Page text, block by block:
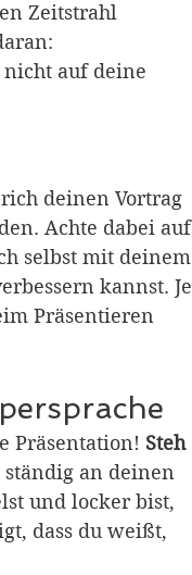
Zeitstrahl
auf deine
deinen Vortrag
Achte dabei auf
selbst mit deinem
kannst. Je
Präsentieren
Präsentation! Steh
an deinen
und locker bist,
dass du weißt,